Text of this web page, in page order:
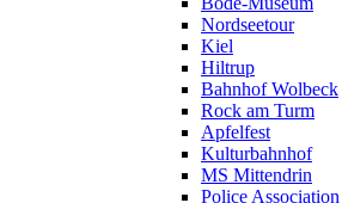
Nordseetour
Kiel
Hiltrup
Bahnhof Wolbeck
Rock am Turm
Apfelfest
Kulturbahnhof
MS Mittendrin
Police Association